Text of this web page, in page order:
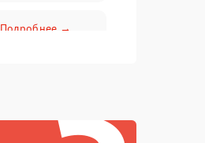
Подробнее →